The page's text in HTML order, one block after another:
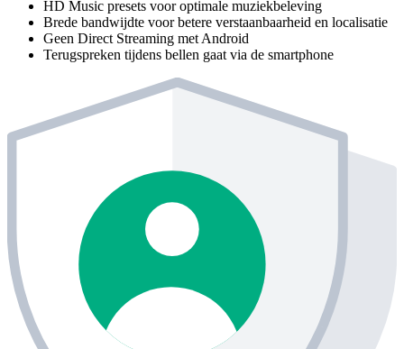
HD Music presets voor optimale muziekbeleving
Brede bandwijdte voor betere verstaanbaarheid en localisatie
Geen Direct Streaming met Android
Terugspreken tijdens bellen gaat via de smartphone